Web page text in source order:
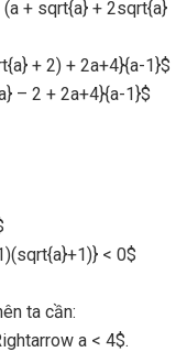
+ sqrt{a} + 2sqrt{a}
+ 2) + 2a+4}{a-1}$
– 2 + 2a+4}{a-1}$
< 0$
ta cần:
a < 4$.